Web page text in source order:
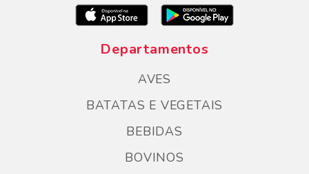
Departamentos
AVES
BATATAS E VEGETAIS
BEBIDAS
BOVINOS